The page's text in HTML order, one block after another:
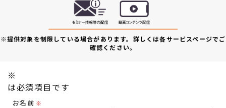
※提供対象を制限している場合があります。詳しくは各サービスページでご
確認ください。
※
は必須項目です
お名前 ※